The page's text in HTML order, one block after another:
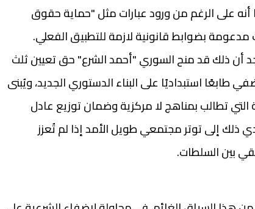
على الرغم من ورود عبارات مثل "حماية حقوق
مدعومة بضوابط قانونية لازمة للتطبيق الفعلي.
نجد أن ذلك قد منح السوري "أحمد الشرع" حق تعيين ثلث
طابعًا استبداديًا على البناء الدستوري الجديد، ويُبنى
تطالب بمناهج لا مركزية وضمان توزيع عادل
ذلك إلى توتر مجتمعي طويل الأمد إذا لم تُعزز
بين السلطات.